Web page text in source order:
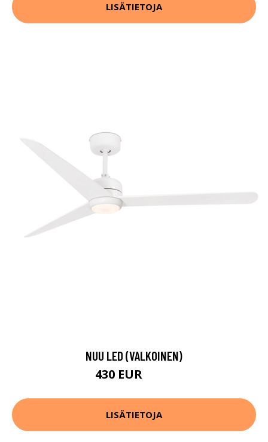
LISÄTIETOJA
NUU LED (VALKOINEN)
430 EUR
LISÄTIETOJA